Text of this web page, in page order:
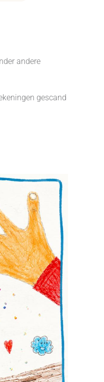
andere
gescand